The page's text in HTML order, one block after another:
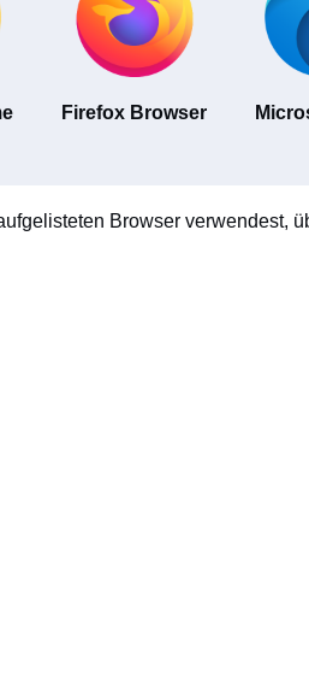
Firefox Browser
Browser verwendest,